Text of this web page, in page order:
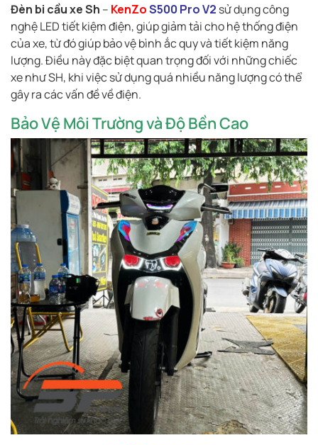
Đèn bi cầu xe Sh – KenZoS500 Pro V2 sử dụng công
nghệ LED tiết kiệm điện, giúp giảm tải cho hệ thống điện
của xe, từ đó giúp bảo vệ bình ắc quy và tiết kiệm năng
lượng. Điều này đặc biệt quan trọng đối với những chiếc
xe như SH, khi việc sử dụng quá nhiều năng lượng có thể
gây ra các vấn đề về điện.
Bảo Vệ Môi Trường và Độ Bền Cao